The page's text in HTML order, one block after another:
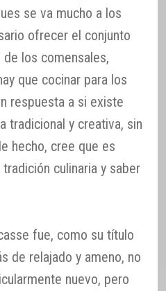
se va mucho a los
ofrecer el conjunto
los comensales,
que cocinar para los
respuesta a si existe
tradicional y creativa, sin
hecho, cree que es
culinaria y saber
fue, como su título
de relajado y ameno, no
nuevo, pero